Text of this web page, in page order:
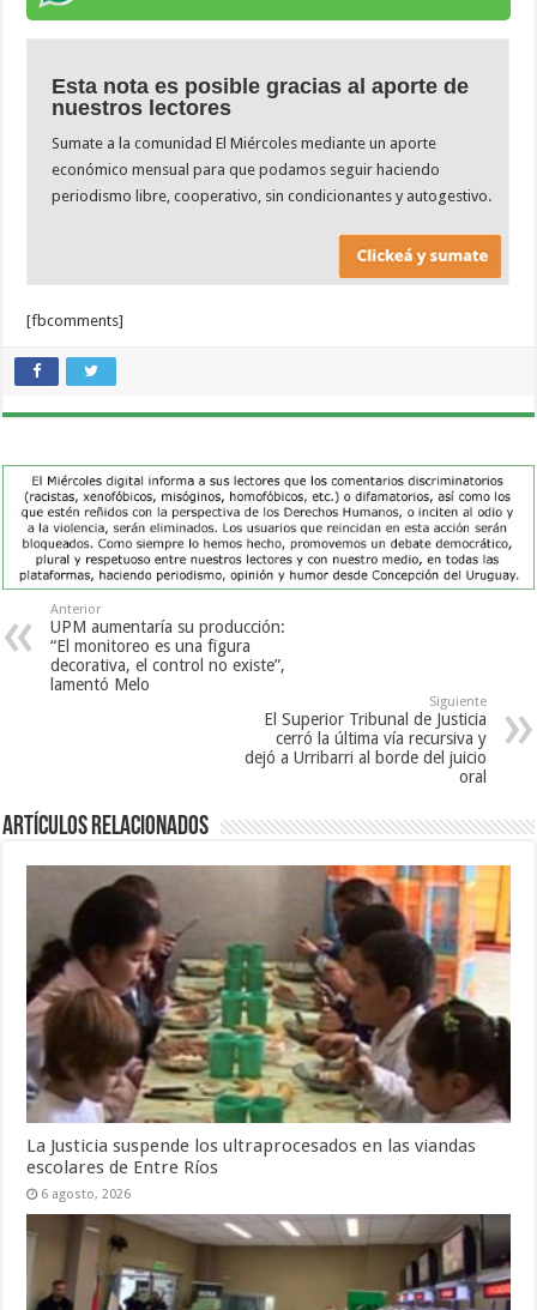
Esta nota es posible gracias al aporte de
nuestros lectores
Sumate a la comunidad El Miércoles mediante un aporte
económico mensual para que podamos seguir haciendo
periodismo libre, cooperativo, sin condicionantes y autogestivo.
[fbcomments]
Anterior
UPM aumentaría su producción:
“El monitoreo es una figura
decorativa, el control no existe”,
lamentó Melo
Siguiente
El Superior Tribunal de Justicia
cerró la última vía recursiva y
dejó a Urribarri al borde del juicio
oral
Artículos Relacionados
La Justicia suspende los ultraprocesados en las viandas
escolares de Entre Ríos
6 agosto, 2026